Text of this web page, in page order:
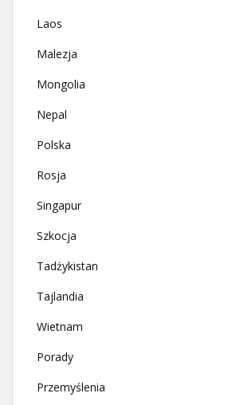
Laos
Malezja
Mongolia
Nepal
Polska
Rosja
Singapur
Szkocja
Tadżykistan
Tajlandia
Wietnam
Porady
Przemyślenia